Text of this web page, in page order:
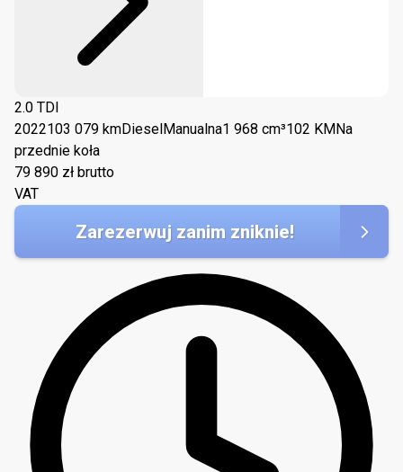
2.0 TDI
2022103 079 kmDiesel Manualna1 968 cm³102 KM Na
przednie koła
79 890 zł brutto
VAT
Zarezerwuj zanim zniknie!